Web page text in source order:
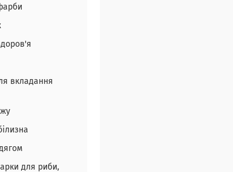
вкладання
для риби,